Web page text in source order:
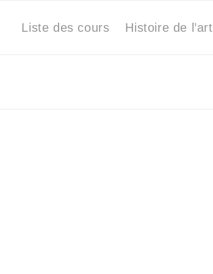
Liste des cours Histoire de l’art